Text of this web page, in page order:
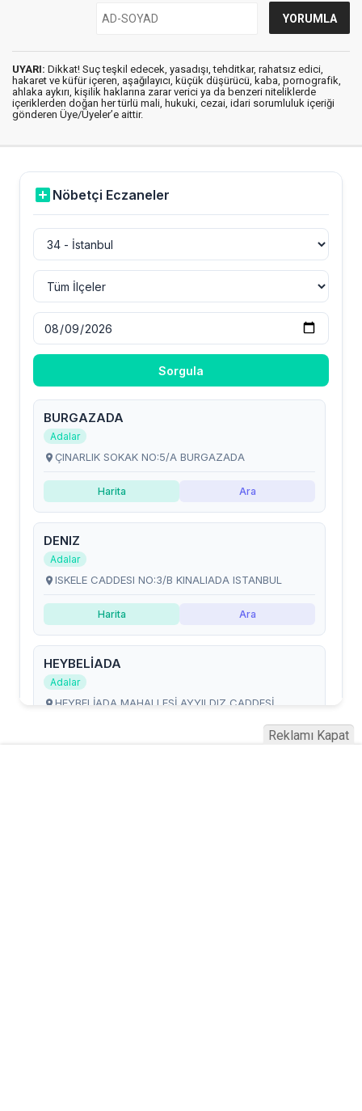
UYARI: Dikkat! Suç teşkil edecek, yasadışı, tehditkar, rahatsız edici,
hakaret ve küfür içeren, aşağılayıcı, küçük düşürücü, kaba, pornografik,
ahlaka aykırı, kişilik haklarına zarar verici ya da benzeri niteliklerde
içeriklerden doğan her türlü mali, hukuki, cezai, idari sorumluluk içeriği
gönderen Üye/Üyeler’e aittir.
Reklamı Kapat